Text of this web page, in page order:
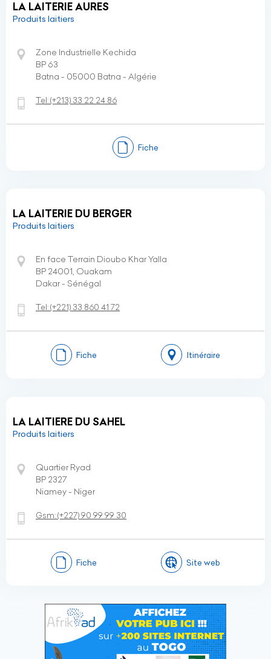
LA LAITERIE AURES
Produits laitiers
Zone Industrielle Kechida
BP 63
Batna - 05000 Batna - Algérie
Tel:(+213) 33 22 24 86
Fiche
LA LAITERIE DU BERGER
Produits laitiers
En face Terrain Dioubo Khar Yalla
BP 24001, Ouakam
Dakar - Sénégal
Tel:(+221) 33 860 41 72
Fiche Itinéraire
LA LAITIERE DU SAHEL
Produits laitiers
Quartier Ryad
BP 2327
Niamey - Niger
Gsm:(+227)90 99 99 30
Fiche Site web